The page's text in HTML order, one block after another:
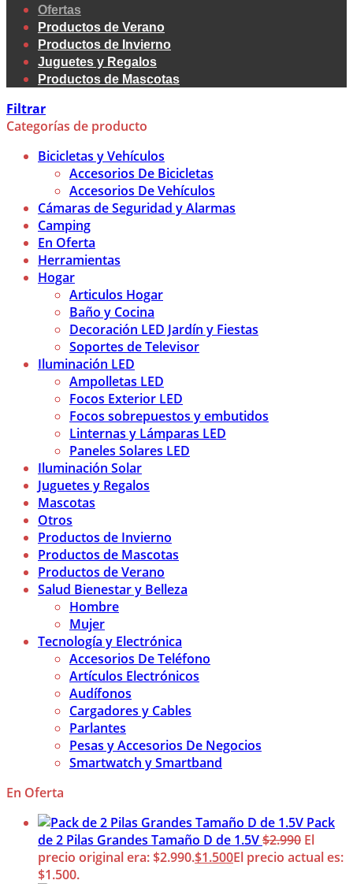
Ofertas
Productos de Verano
Productos de Invierno
Juguetes y Regalos
Productos de Mascotas
Filtrar
Categorías de producto
Bicicletas y Vehículos
Accesorios De Bicicletas
Accesorios De Vehículos
Cámaras de Seguridad y Alarmas
Camping
En Oferta
Herramientas
Hogar
Articulos Hogar
Baño y Cocina
Decoración LED Jardín y Fiestas
Soportes de Televisor
Iluminación LED
Ampolletas LED
Focos Exterior LED
Focos sobrepuestos y embutidos
Linternas y Lámparas LED
Paneles Solares LED
Iluminación Solar
Juguetes y Regalos
Mascotas
Otros
Productos de Invierno
Productos de Mascotas
Productos de Verano
Salud Bienestar y Belleza
Hombre
Mujer
Tecnología y Electrónica
Accesorios De Teléfono
Artículos Electrónicos
Audífonos
Cargadores y Cables
Parlantes
Pesas y Accesorios De Negocios
Smartwatch y Smartband
En Oferta
Pack
de 2 Pilas Grandes Tamaño D de 1.5V$2.990 El
precio original era: $2.990.$1.500El precio actual es:
$1.500.